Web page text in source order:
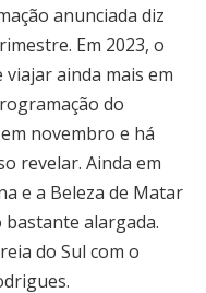
anunciada diz
Em 2023, o
ainda mais em
do
novembro e há
revelar. Ainda em
e a Beleza de Matar
bastante alargada.
do Sul com o